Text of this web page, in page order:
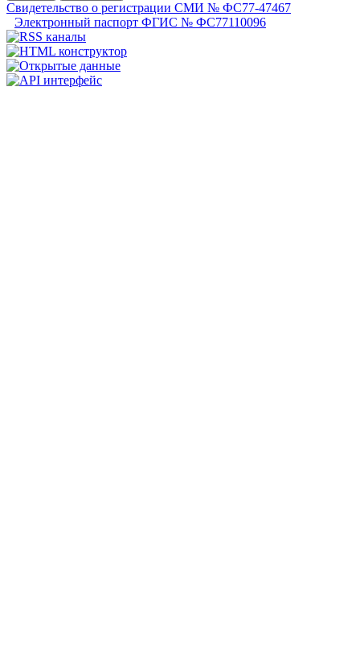
Свидетельство о регистрации СМИ № ФС77-47467
Электронный паспорт ФГИС № ФС77110096